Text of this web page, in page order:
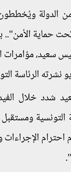
الدولة
حماية الأمن"..
سعيد، مؤامرات
نشرته الرئاسة
شدد خلال
التونسية
احترام